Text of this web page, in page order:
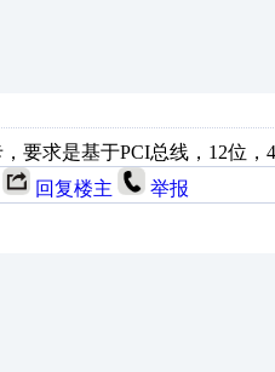
要求是基于PCI总线，12位
回复楼主 举报